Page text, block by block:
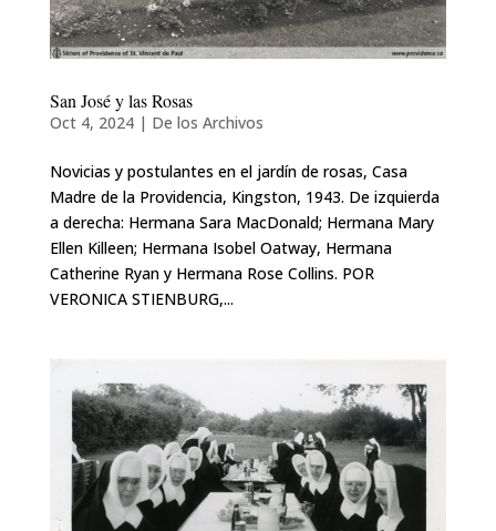
San José y las Rosas
Oct 4, 2024| De los Archivos
Novicias y postulantes en el jardín de rosas, Casa
Madre de la Providencia, Kingston, 1943. De izquierda
a derecha: Hermana Sara MacDonald; Hermana Mary
Ellen Killeen; Hermana Isobel Oatway, Hermana
Catherine Ryan y Hermana Rose Collins. POR
VERONICA STIENBURG,...